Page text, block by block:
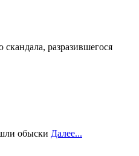
разразившегося
обыски Далее...